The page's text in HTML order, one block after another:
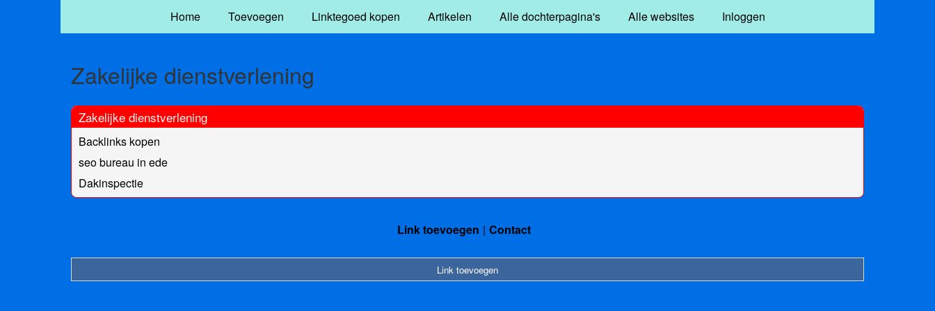
Home Toevoegen Linktegoed kopen Artikelen Alle dochterpagina's Alle websites Inloggen
Zakelijke dienstverlening
Zakelijke dienstverlening
Backlinks kopen
seo bureau in ede
Dakinspectie
Link toevoegen Contact
Link toevoegen